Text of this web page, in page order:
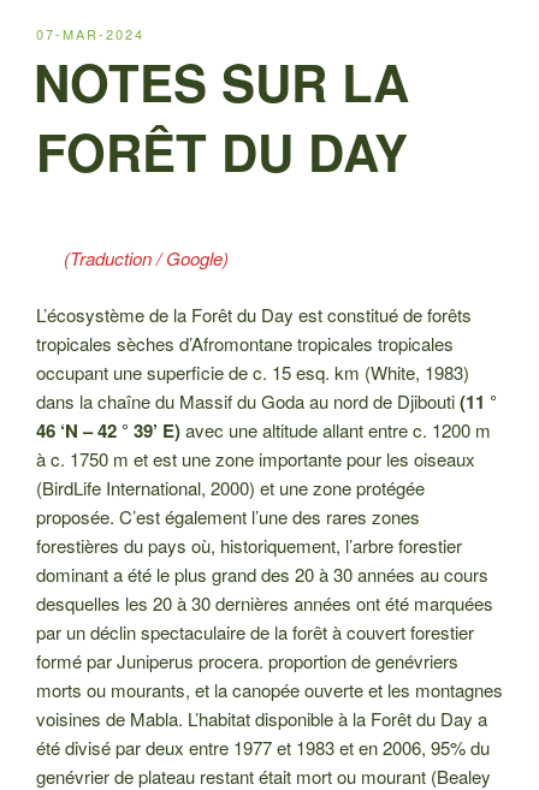
PUBLIÉ
07-MAR-2024
NOTES SUR LA
FORÊT DU DAY
(Traduction / Google)
L’écosystème de la Forêt du Day est constitué de forêts
tropicales sèches d’Afromontane tropicales tropicales
occupant une superficie de c. 15 esq. km (White, 1983)
dans la chaîne du Massif du Goda au nord de Djibouti(11 °
46 ‘N – 42 ° 39’ E)avec une altitude allant entre c. 1200 m
à c. 1750 m et est une zone importante pour les oiseaux
(BirdLife International, 2000) et une zone protégée
proposée. C’est également l’une des rares zones
forestières du pays où, historiquement, l’arbre forestier
dominant a été le plus grand des 20 à 30 années au cours
desquelles les 20 à 30 dernières années ont été marquées
par un déclin spectaculaire de la forêt à couvert forestier
formé par Juniperus procera. proportion de genévriers
morts ou mourants, et la canopée ouverte et les montagnes
voisines de Mabla. L’habitat disponible à la Forêt du Day a
été divisé par deux entre 1977 et 1983 et en 2006, 95% du
genévrier de plateau restant était mort ou mourant (Bealey